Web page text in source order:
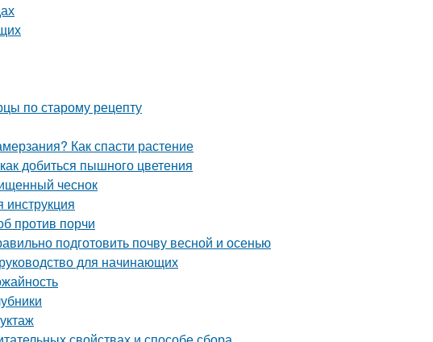
по старому рецепту
Как спасти растение
добиться пышного цветения
чеснок
инструкция
против порчи
подготовить почву весной и осенью
для начинающих